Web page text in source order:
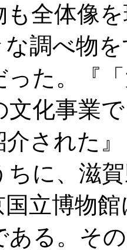
も全体像
調べ物
った。『
文化事業
介された
に、滋
立博物
る。そ